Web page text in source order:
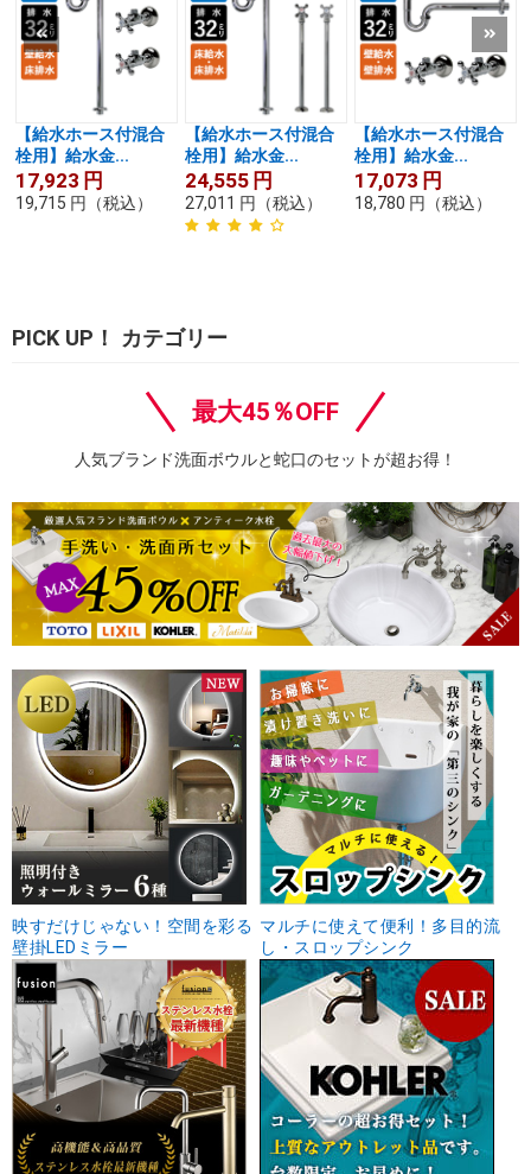
【給水ホース付混合
栓用】給水金...
17,923 円
19,715 円 （税込）
【給水ホース付混合
栓用】給水金...
24,555 円
27,011 円 （税込）
【給水ホース付混合
栓用】給水金...
17,073 円
18,780 円 （税込）
PICK UP！ カテゴリー
最大45％OFF
人気ブランド洗面ボウルと蛇口のセットが超お得！
映すだけじゃない！空間を彩る
壁掛LEDミラー
マルチに使えて便利！多目的流
し・スロップシンク